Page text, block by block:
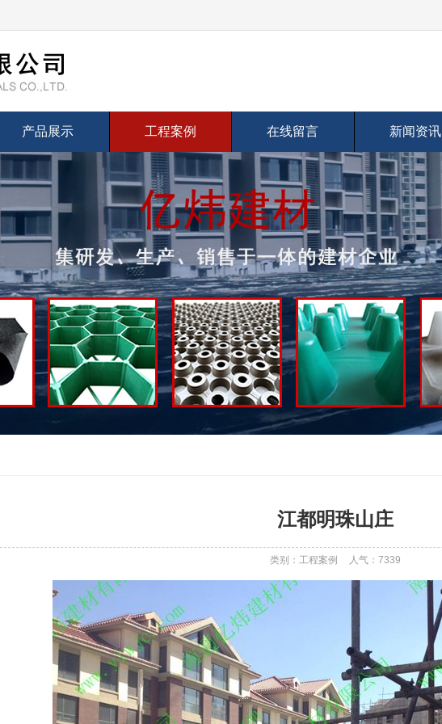
产品展示 工程案例 在线留言 新闻资讯
江都明珠山庄
类别：工程案例 人气： 7339